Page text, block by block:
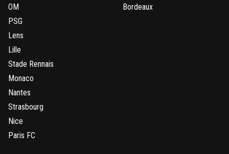
OM
PSG
Lens
Lille
Stade Rennais
Monaco
Nantes
Strasbourg
Nice
Paris FC
Bordeaux